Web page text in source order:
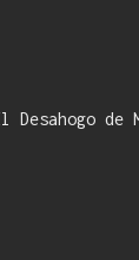
de